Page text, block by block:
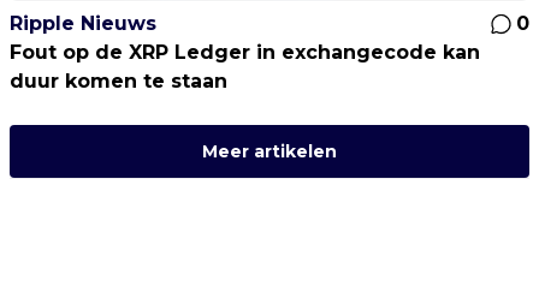
Ripple Nieuws
0
Fout op de XRP Ledger in exchangecode kan
duur komen te staan
Meer artikelen